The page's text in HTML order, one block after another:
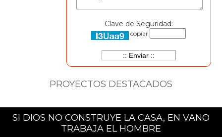
Clave de Seguridad:
copiar
PROYECTOS DESTACADOS
SI DIOS NO CONSTRUYE LA CASA, EN VANO
TRABAJA EL HOMBRE